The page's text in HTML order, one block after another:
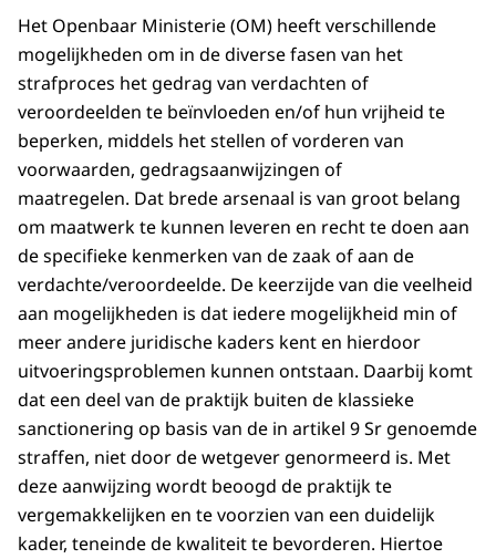
Het Openbaar Ministerie (OM) heeft verschillende
mogelijkheden om in de diverse fasen van het
strafproces het gedrag van verdachten of
veroordeelden te beïnvloeden en/of hun vrijheid te
beperken, middels het stellen of vorderen van
voorwaarden, gedragsaanwijzingen of
maatregelen. Dat brede arsenaal is van groot belang
om maatwerk te kunnen leveren en recht te doen aan
de specifieke kenmerken van de zaak of aan de
verdachte/veroordeelde. De keerzijde van die veelheid
aan mogelijkheden is dat iedere mogelijkheid min of
meer andere juridische kaders kent en hierdoor
uitvoeringsproblemen kunnen ontstaan. Daarbij komt
dat een deel van de praktijk buiten de klassieke
sanctionering op basis van de in artikel 9 Sr genoemde
straffen, niet door de wetgever genormeerd is. Met
deze aanwijzing wordt beoogd de praktijk te
vergemakkelijken en te voorzien van een duidelijk
kader, teneinde de kwaliteit te bevorderen. Hiertoe